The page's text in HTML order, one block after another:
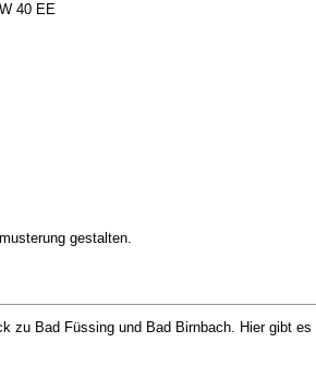
40 EE
gestalten.
zu Bad Füssing und Bad Birnbach. Hier gibt